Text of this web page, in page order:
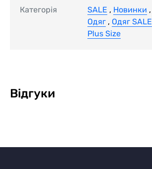
Категорія SALE , Новинки ,
Одяг , Одяг SALE
Plus Size
Відгуки